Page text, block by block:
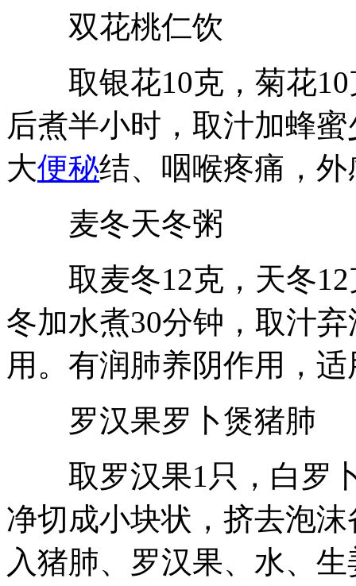
双花桃仁饮
取银花10克，菊花10
后煮半小时，取汁加蜂
大便秘结、咽喉疼痛，
麦冬天冬粥
取麦冬12克，天冬12
冬加水煮30分钟，取汁
用。有润肺养阴作用，
罗汉果罗卜煲猪肺
取罗汉果1只，白罗卜
净切成小块状，挤去泡
入猪肺、罗汉果、水、